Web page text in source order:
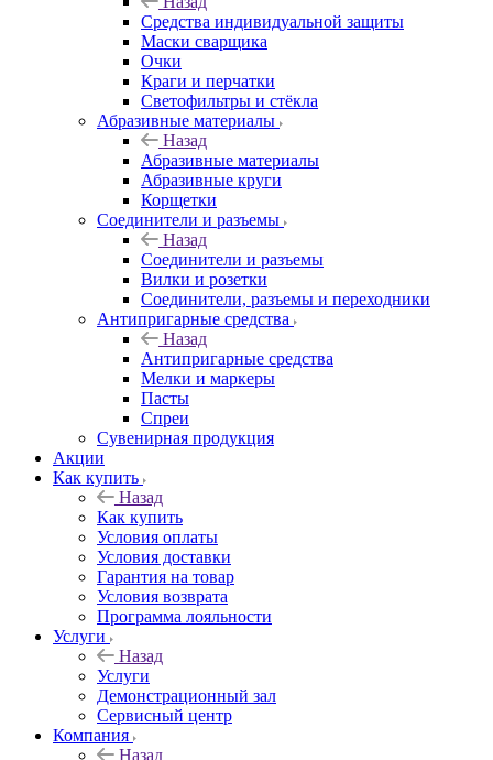
Средства индивидуальной защиты
Маски сварщика
Очки
Краги и перчатки
Светофильтры и стёкла
Абразивные материалы
Назад
Абразивные материалы
Абразивные круги
Корщетки
Соединители и разъемы
Назад
Соединители и разъемы
Вилки и розетки
Соединители, разъемы и переходники
Антипригарные средства
Назад
Антипригарные средства
Мелки и маркеры
Пасты
Спреи
Сувенирная продукция
Акции
Как купить
Назад
Как купить
Условия оплаты
Условия доставки
Гарантия на товар
Условия возврата
Программа лояльности
Услуги
Назад
Услуги
Демонстрационный зал
Сервисный центр
Компания
Назад